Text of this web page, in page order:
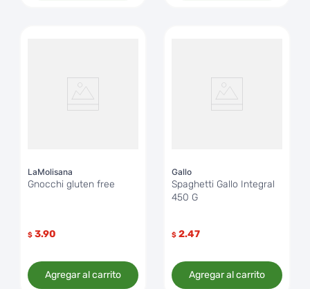
LaMolisana
Gnocchi gluten free
$ 3.90
Agregar al carrito
Gallo
Spaghetti Gallo Integral
450 G
$ 2.47
Agregar al carrito